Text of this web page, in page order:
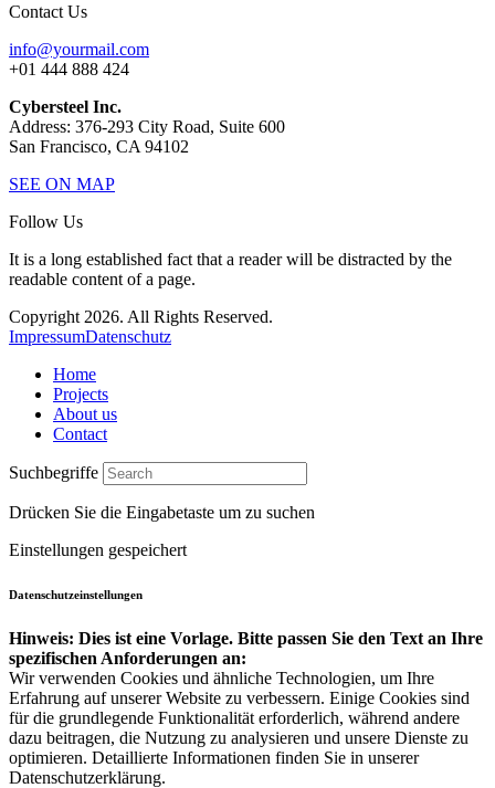
Contact Us
info@yourmail.com
+01 444 888 424
Cybersteel Inc.
Address: 376-293 City Road, Suite 600
San Francisco, CA 94102
SEE ON MAP
Follow Us
It is a long established fact that a reader will be distracted by the
readable content of a page.
Copyright 2026. All Rights Reserved.
ImpressumDatenschutz
Home
Projects
About us
Contact
Suchbegriffe
Drücken Sie die Eingabetaste um zu suchen
Einstellungen gespeichert
Datenschutzeinstellungen
Hinweis: Dies ist eine Vorlage. Bitte passen Sie den Text an Ihre
spezifischen Anforderungen an:
Wir verwenden Cookies und ähnliche Technologien, um Ihre
Erfahrung auf unserer Website zu verbessern. Einige Cookies sind
für die grundlegende Funktionalität erforderlich, während andere
dazu beitragen, die Nutzung zu analysieren und unsere Dienste zu
optimieren. Detaillierte Informationen finden Sie in unserer
Datenschutzerklärung.